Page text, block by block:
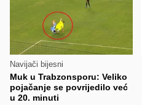
Navijači bijesni
Muk u Trabzonsporu: Veliko
pojačanje se povrijedilo već
u 20. minuti